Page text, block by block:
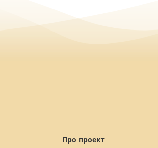
Про проект